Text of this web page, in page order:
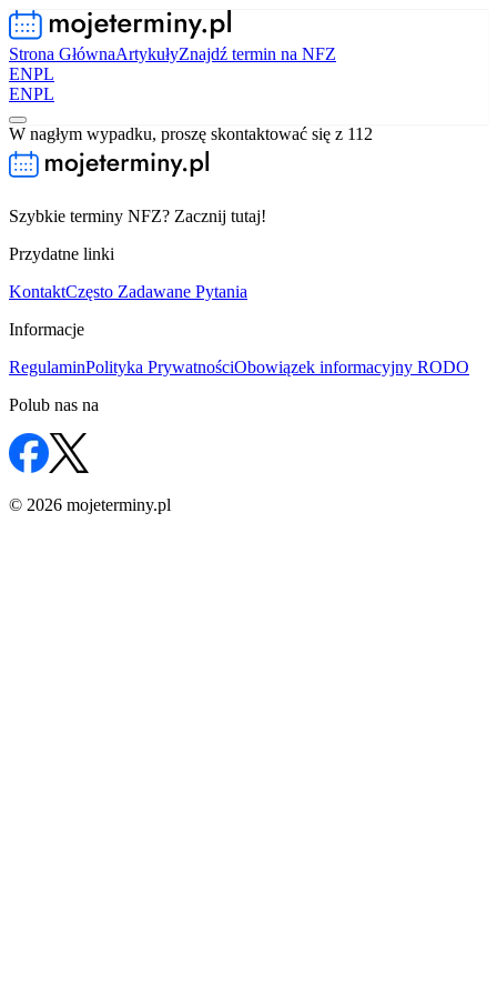
Strona GłównaArtykułyZnajdź termin na NFZ
ENPL
ENPL
W nagłym wypadku, proszę skontaktować się z 112
Szybkie terminy NFZ? Zacznij tutaj!
Przydatne linki
KontaktCzęsto Zadawane Pytania
Informacje
RegulaminPolityka PrywatnościObowiązek informacyjny RODO
Polub nas na
© 2026 mojeterminy.pl